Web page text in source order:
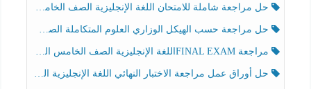
حل مراجعة شاملة للامتحان اللغة الإنجليزية الصف الخامس الفصل الثالث
حل مراجعة حسب الهيكل الوزاري العلوم المتكاملة الصف الخامس عام الفصل الثالث
مراجعة FINAL EXAMاللغة الإنجليزية الصف الخامس الفصل الثالث
حل أوراق عمل مراجعة الاختبار النهائي اللغة الإنجليزية الصف الرابع الفصل الثالث